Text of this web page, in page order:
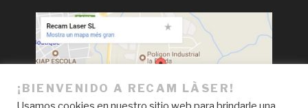
¡BIENVENIDO A RECAM LÀSER!